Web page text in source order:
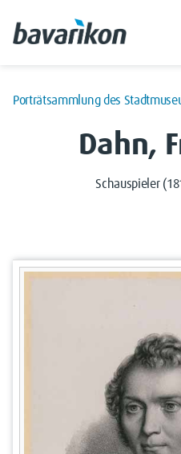
Porträtsammlung des
Dahn,
Schauspieler